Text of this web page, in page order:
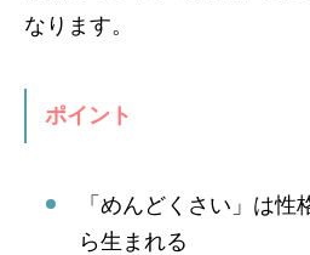
なります。
ポイント
「めんどくさい」は
ら生まれる